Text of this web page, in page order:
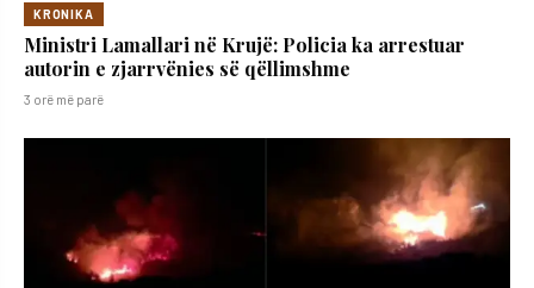
KRONIKA
Ministri Lamallari në Krujë: Policia ka arrestuar
autorin e zjarrvënies së qëllimshme
3 orë më parë